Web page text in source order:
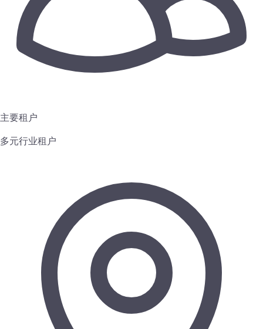
主要租户
多元行业租户